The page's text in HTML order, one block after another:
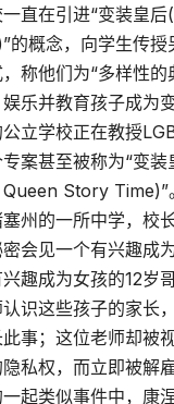
直在引进“变装皇
的概念，向学生传授
称他们为“多样性的
乐并教育孩子成为
立学校正在教授
案甚至被称为“变装
Story Time)”
州的一所中学，校
会见一个有兴趣成
趣成为女孩的12岁
识这些孩子的家长
事；这位老师却被
私权，而立即被解雇
起类似事件中，康